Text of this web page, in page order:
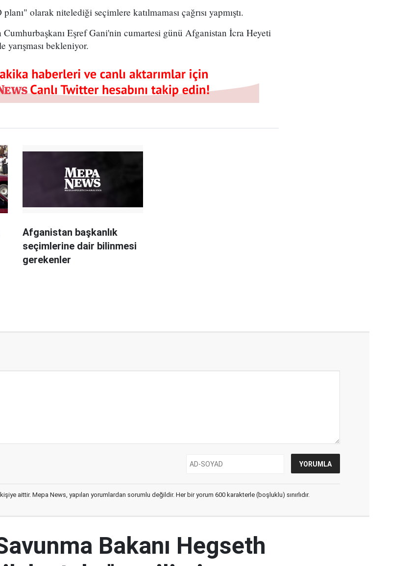
olarak nitelediği seçimlere katılmaması çağrısı yapmıştı.
Eşref Gani'nin cumartesi günü Afganistan İcra Heyeti
bekleniyor.
Afganistan başkanlık
seçimlerine dair bilinmesi
gerekenler
aittir. Mepa News, yapılan yorumlardan sorumlu değildir. Her bir yorum 600 karakterle (boşluklu) sınırlıdır.
Bakanı Hegseth